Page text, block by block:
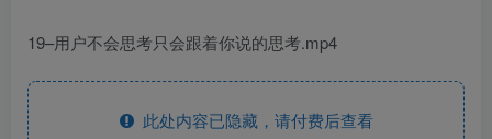
19–用户不会思考只会跟着你说的思考.mp4
此处内容已隐藏，请付费后查看